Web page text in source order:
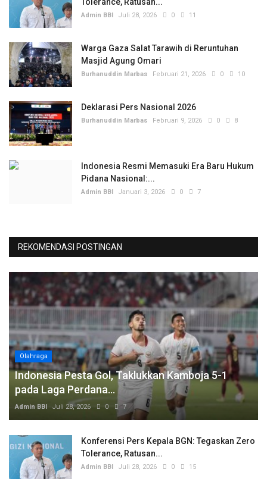
Tolerance, Ratusan...
Admin BBI Juli 28, 2026 0 11
Warga Gaza Salat Tarawih di Reruntuhan
Masjid Agung Omari
Burhanuddin Marbas Februari 21, 2026 0 10
Deklarasi Pers Nasional 2026
Burhanuddin Marbas Februari 9, 2026 0 8
Indonesia Resmi Memasuki Era Baru Hukum
Pidana Nasional:...
Admin BBI Januari 3, 2026 0 7
REKOMENDASI POSTINGAN
Olahraga
Indonesia Pesta Gol, Taklukkan Kamboja 5-1
pada Laga Perdana...
Admin BBI Juli 28, 2026 0 7
Konferensi Pers Kepala BGN: Tegaskan Zero
Tolerance, Ratusan...
Admin BBI Juli 28, 2026 0 15